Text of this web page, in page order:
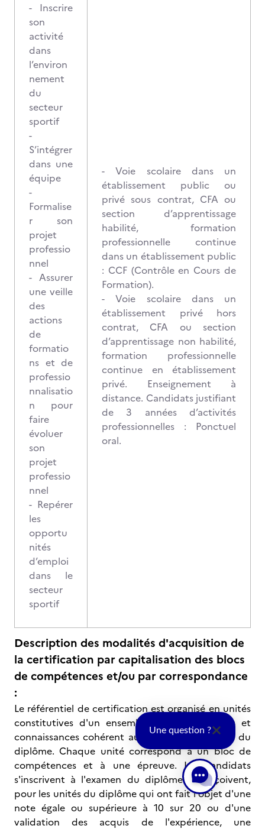
- Inscrire
son
activité
dans
l’environ
nement
du
secteur
sportif
-
S’intégrer
dans une
équipe
-
Formalise
r son
projet
professio
nnel
- Assurer
une veille
des
actions
de
formatio
ns et de
professio
nnalisatio
n pour
faire
évoluer
son
projet
professio
nnel
- Repérer
les
opportu
nités
d’emploi
dans le
secteur
sportif
- Voie scolaire dans un
établissement public ou
privé sous contrat, CFA ou
section d’apprentissage
habilité, formation
professionnelle continue
dans un établissement public
: CCF (Contrôle en Cours de
Formation).
- Voie scolaire dans un
établissement privé hors
contrat, CFA ou section
d’apprentissage non habilité,
formation professionnelle
continue en établissement
privé. Enseignement à
distance. Candidats justifiant
de 3 années d’activités
professionnelles : Ponctuel
oral.
Description des modalités d'acquisition de
la certification par capitalisation des blocs
de compétences et/ou par correspondance
:
Le référentiel de certification est organisé en unités
constitutives d'un ensemble de compétences et
connaissances cohérent au regard de la finalité du
diplôme. Chaque unité correspond à un bloc de
compétences et à une épreuve. Les candidats
s'inscrivent à l'examen du diplôme. Ils reçoivent,
pour les unités du diplôme qui ont fait l'objet d'une
note égale ou supérieure à 10 sur 20 ou d'une
validation des acquis de l'expérience, une
Une question ?